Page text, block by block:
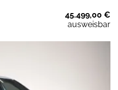
45.499,00 €
ausweisbar